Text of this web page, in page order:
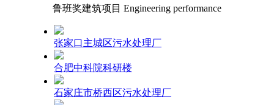
鲁班奖建筑项目 Engineering performance
张家口主城区污水处理厂
合肥中科院科研楼
石家庄市桥西区污水处理厂